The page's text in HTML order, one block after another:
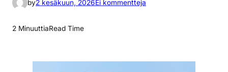
by2 kesäkuun, 2026Ei kommentteja
k
2 MinuuttiaRead Time